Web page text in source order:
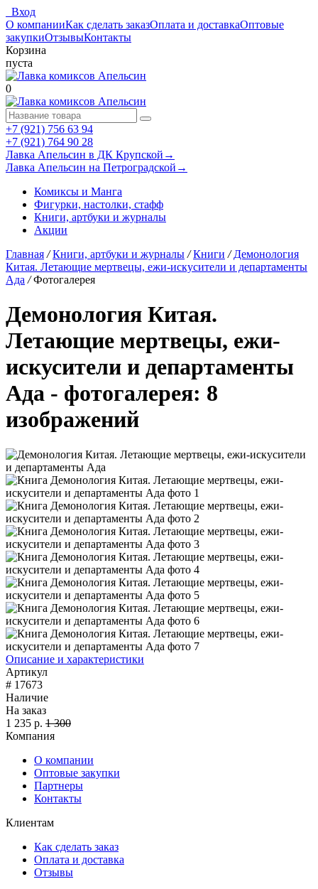
Вход
О компанииКак сделать заказОплата и доставкаОптовые
закупкиОтзывыКонтакты
Корзина
пуста
0
+7 (921) 756 63 94
+7 (921) 764 90 28
Лавка Апельсин в ДК Крупской →
Лавка Апельсин на Петроградской →
Комиксы и Манга
Фигурки, настолки, стафф
Книги, артбуки и журналы
Акции
Главная / Книги, артбуки и журналы / Книги / Демонология
Китая. Летающие мертвецы, ежи-искусители и департаменты
Ада / Фотогалерея
Демонология Китая.
Летающие мертвецы, ежи-
искусители и департаменты
Ада - фотогалерея: 8
изображений
Описание и характеристики
Артикул
# 17673
Наличие
На заказ
1 235 р. 1 300
Компания
О компании
Оптовые закупки
Партнеры
Контакты
Клиентам
Как сделать заказ
Оплата и доставка
Отзывы